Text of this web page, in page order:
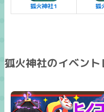
狐火神社1 狐
狐火神社のイベント